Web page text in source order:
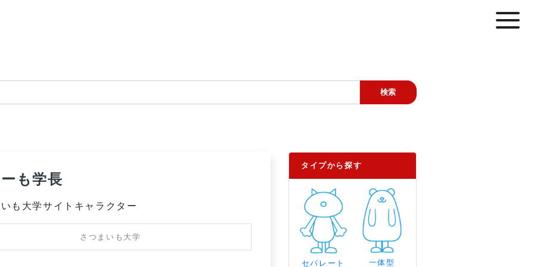
も学長
も大学サイトキャラクター
さつまいも大学
タイプから探す
セパレート 一体型